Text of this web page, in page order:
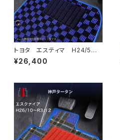
トヨタ エスティマ H24/5〜R
1/10（後期） 50系 フロアマッ
ト一式 カーマット スタンダー
¥26,400